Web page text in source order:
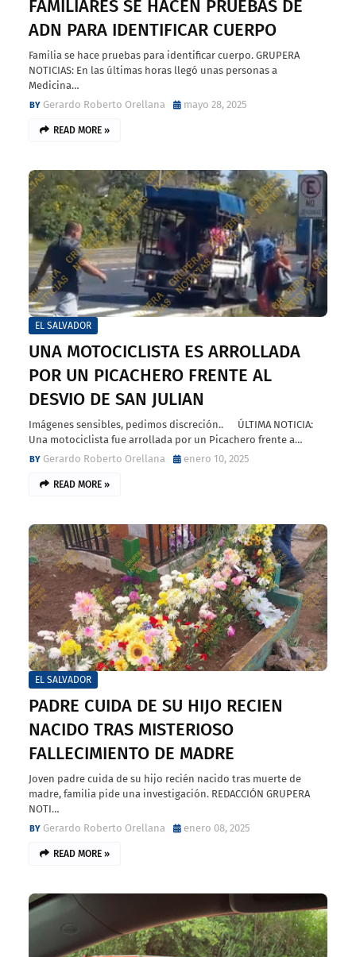
FAMILIARES SE HACEN PRUEBAS DE
ADN PARA IDENTIFICAR CUERPO
Familia se hace pruebas para identificar cuerpo. GRUPERA
NOTICIAS: En las últimas horas llegó unas personas a
Medicina…
Gerardo Roberto Orellana
mayo 28, 2025
READ MORE »
EL SALVADOR
UNA MOTOCICLISTA ES ARROLLADA
POR UN PICACHERO FRENTE AL
DESVIO DE SAN JULIAN
Imágenes sensibles, pedimos discreción.. ÚLTIMA NOTICIA:
Una motociclista fue arrollada por un Picachero frente a…
Gerardo Roberto Orellana
enero 10, 2025
READ MORE »
EL SALVADOR
PADRE CUIDA DE SU HIJO RECIEN
NACIDO TRAS MISTERIOSO
FALLECIMIENTO DE MADRE
Joven padre cuida de su hijo recién nacido tras muerte de
madre, familia pide una investigación. REDACCIÓN GRUPERA
NOTI…
Gerardo Roberto Orellana
enero 08, 2025
READ MORE »